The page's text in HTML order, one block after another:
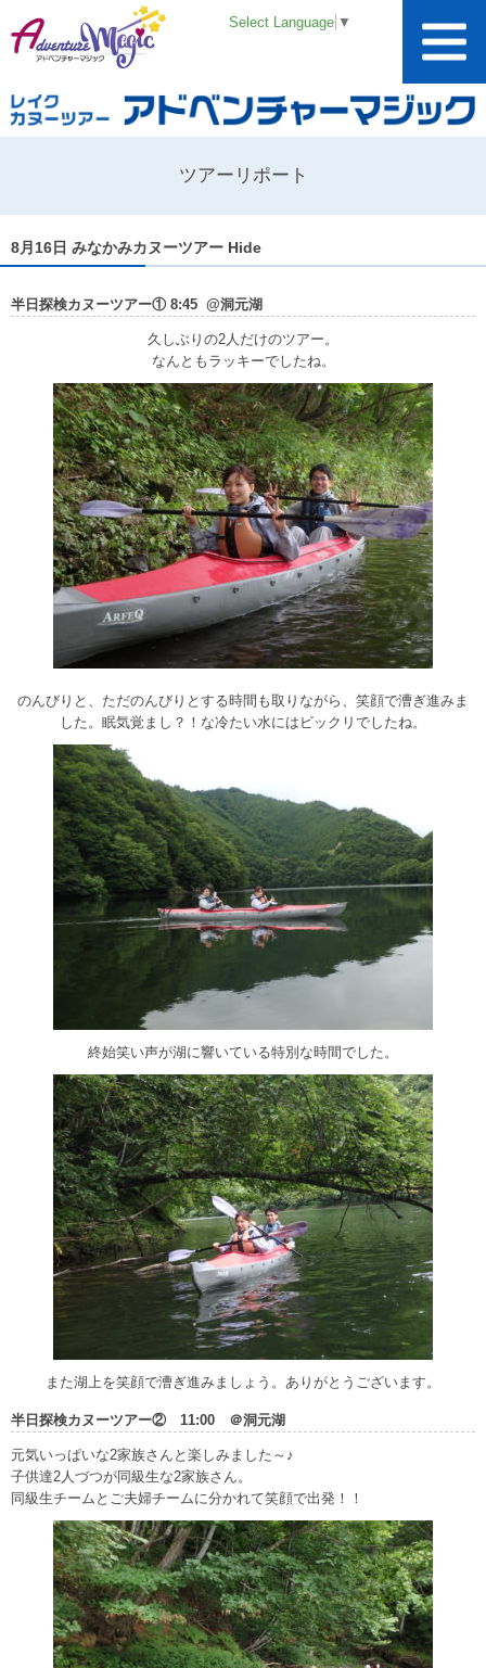
Select Language ▼
ツアーリポート
8月16日 みなかみカヌーツアー Hide
半日探検カヌーツアー① 8:45 @洞元湖
久しぶりの2人だけのツアー。
なんともラッキーでしたね。
のんびりと、ただのんびりとする時間も取りながら、笑顔で漕ぎ進みま
した。眠気覚まし？！な冷たい水にはビックリでしたね。
終始笑い声が湖に響いている特別な時間でした。
また湖上を笑顔で漕ぎ進みましょう。ありがとうございます。
半日探検カヌーツアー② 11:00 ＠洞元湖
元気いっぱいな2家族さんと楽しみました～♪
子供達2人づつが同級生な2家族さん。
同級生チームとご夫婦チームに分かれて笑顔で出発！！